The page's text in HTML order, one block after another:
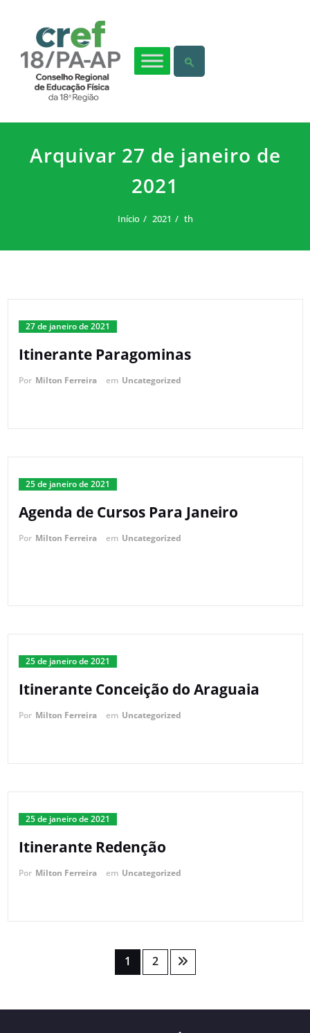
Arquivar 27 de janeiro de
2021
Início 2021 th
27 de janeiro de 2021
Itinerante Paragominas
Por Milton Ferreira em Uncategorized
25 de janeiro de 2021
Agenda de Cursos Para Janeiro
Por Milton Ferreira em Uncategorized
25 de janeiro de 2021
Itinerante Conceição do Araguaia
Por Milton Ferreira em Uncategorized
25 de janeiro de 2021
Itinerante Redenção
Por Milton Ferreira em Uncategorized
1 2